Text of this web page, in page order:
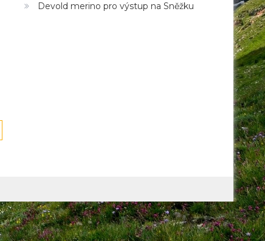
Devold merino pro výstup na Sněžku